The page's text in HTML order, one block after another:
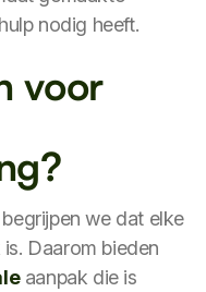
nodig heeft.
voor
we dat elke
Daarom bieden
aanpak die is